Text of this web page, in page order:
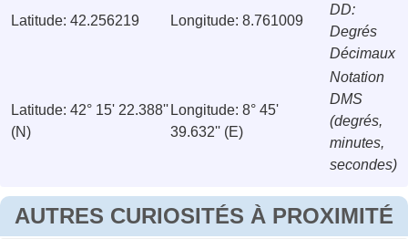
Latitude: 42.256219 Longitude: 8.761009
DD:
Degrés
Décimaux
Latitude: 42° 15' 22.388''
(N)
Longitude: 8° 45'
39.632'' (E)
Notation
DMS
(degrés,
minutes,
secondes)
AUTRES CURIOSITÉS À PROXIMITÉ